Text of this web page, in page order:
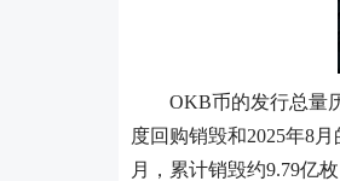
OKB币的发行总量
度回购销毁和2025年8
月，累计销毁约9.79亿